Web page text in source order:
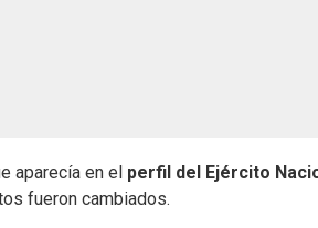
aparecía en el perfil del Ejército
fueron cambiados.